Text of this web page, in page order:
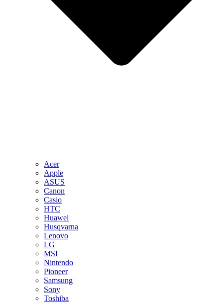
Acer
Apple
ASUS
Canon
Casio
HTC
Huawei
Husqvarna
Lenovo
LG
MSI
Nintendo
Pioneer
Samsung
Sony
Toshiba